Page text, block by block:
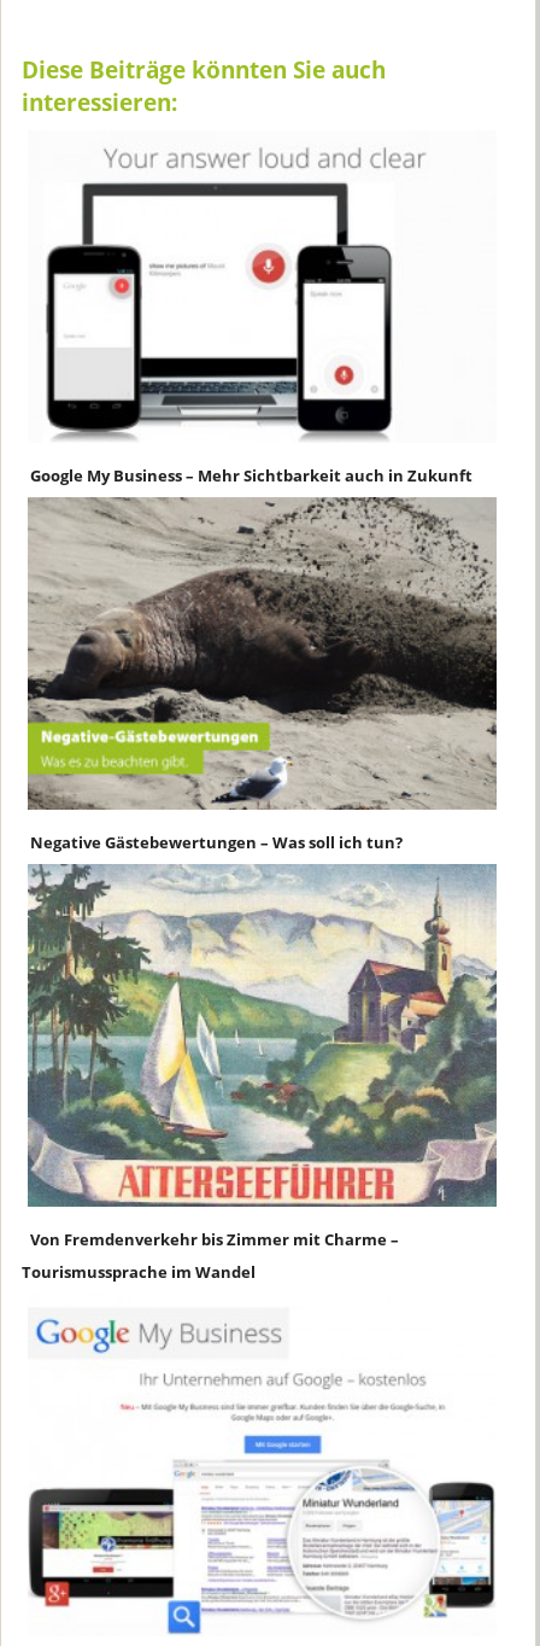
Diese Beiträge könnten Sie auch
interessieren:
Google My Business – Mehr Sichtbarkeit auch in Zukunft
Negative Gästebewertungen – Was soll ich tun?
Von Fremdenverkehr bis Zimmer mit Charme –
Tourismussprache im Wandel